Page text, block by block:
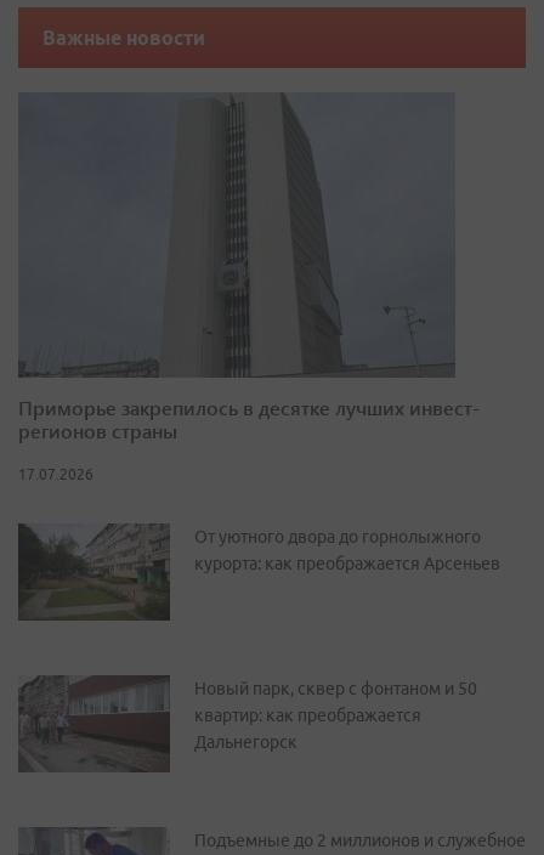
Важные новости
Приморье закрепилось в десятке лучших инвест-
регионов страны
17.07.2026
От уютного двора до горнолыжного
курорта: как преображается Арсеньев
Новый парк, сквер с фонтаном и 50
квартир: как преображается
Дальнегорск
Подъемные до 2 миллионов и служебное